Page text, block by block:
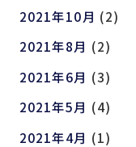
2021年10月 (2)
2021年8月 (2)
2021年6月 (3)
2021年5月 (4)
2021年4月 (1)